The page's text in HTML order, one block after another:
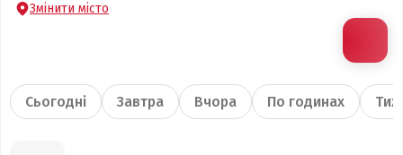
Змінити місто
Сьогодні Завтра Вчора По годинах